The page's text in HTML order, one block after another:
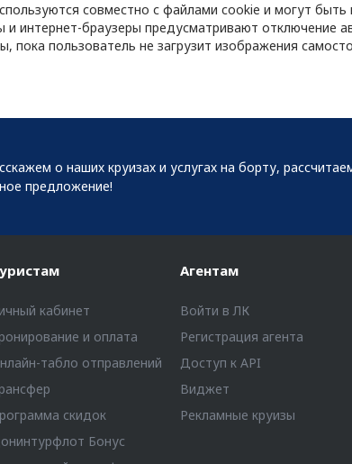
совместно с файлами cookie и могут
интернет-браузеры предусматривают отключение
пока пользователь не загрузит изображения
о наших круизах и услугах на борту,
предложение!
кабинет
и оплата
табло отправлений
скидок
Бонус
Агентам
Войти в ЛК
Регистрация агента
Доступ к API
Виджет
Рекламные круизы